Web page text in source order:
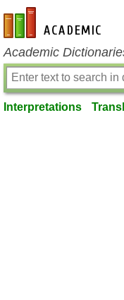
en-academic.com
Academic
Interpretations